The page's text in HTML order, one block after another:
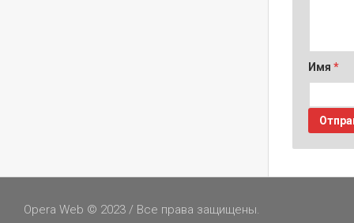
Имя *
Opera Web © 2023 / Все права защищены.